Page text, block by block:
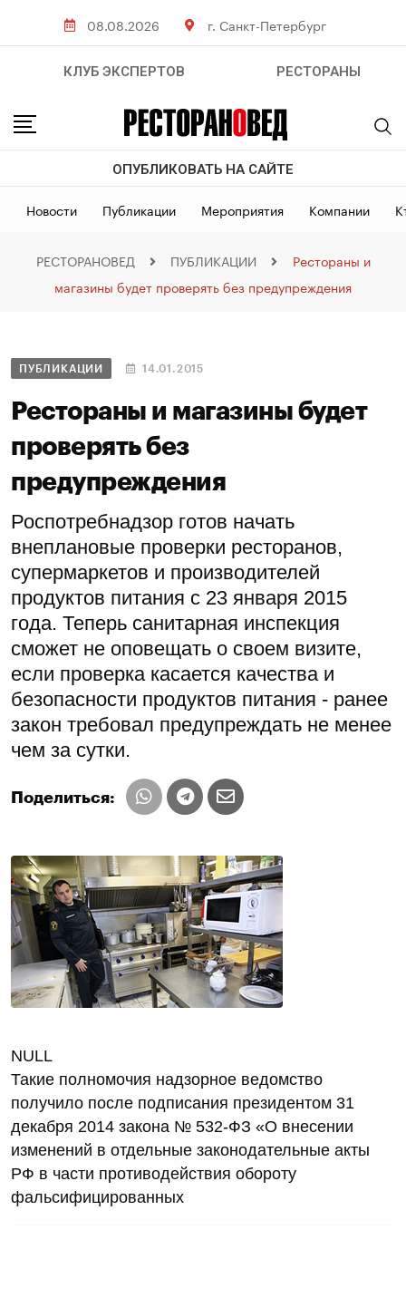
08.08.2026 г. Санкт-Петербург
КЛУБ ЭКСПЕРТОВ РЕСТОРАНЫ
ОПУБЛИКОВАТЬ НА САЙТЕ
Новости Публикации Мероприятия Компании
РЕСТОРАНОВЕД ПУБЛИКАЦИИ
Рестораны и
магазины будет проверять без предупреждения
ПУБЛИКАЦИИ 14.01.2015
Рестораны и магазины будет
проверять без
предупреждения
Роспотребнадзор готов начать
внеплановые проверки ресторанов,
супермаркетов и производителей
продуктов питания с 23 января 2015
года. Теперь санитарная инспекция
сможет не оповещать о своем визите,
если проверка касается качества и
безопасности продуктов питания - ранее
закон требовал предупреждать не менее
чем за сутки.
Поделиться:
NULL
Такие полномочия надзорное ведомство
получило после подписания президентом 31
декабря 2014 закона № 532-ФЗ «О внесении
изменений в отдельные законодательные акты
РФ в части противодействия обороту
фальсифицированных